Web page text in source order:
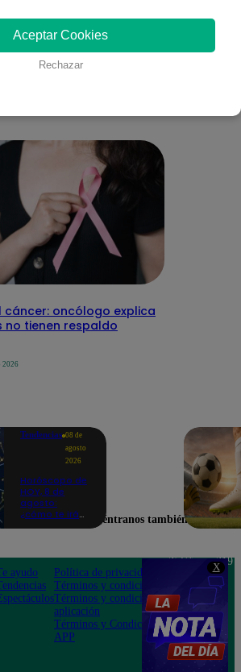
X
te puede
cáncer: oncólogo explica
no tienen respaldo
2026
Tendencias 08 de
agosto
2026
Horóscopo de
HOY, 8 de
agosto:
¿cómo te irá
Aceptar Cookies
Rechazar
Encuéntranos también en
ayudo
Política de privacidad
Términos y condiciones
Términos y condiciones
aplicación
Términos y Condiciones
APP
Teléfono: 219
Av. San
Felipe 968
Jesús María